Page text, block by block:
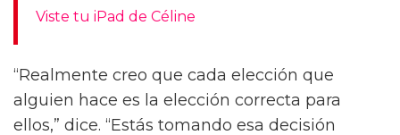
posibles parejas cuya viabilidad se determina
altura, salario, edad. En su propia vida, Lucy
lucha entre el amor que siente por John
(Evans), un actor desempleado, y Harry